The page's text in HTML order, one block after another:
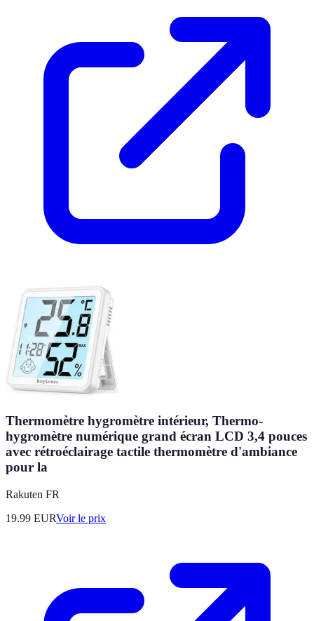
Thermomètre hygromètre intérieur, Thermo-
hygromètre numérique grand écran LCD 3,4 pouces
avec rétroéclairage tactile thermomètre d'ambiance
pour la
Rakuten FR
19.99 EURVoir le prix